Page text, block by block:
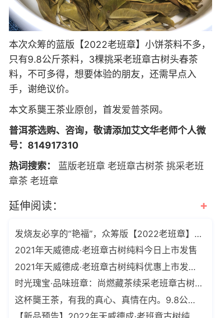
本次众筹的蓝版【2022老班章】小饼茶料不多，
只有9.8公斤茶料，3棵挑采老班章古树头春茶
料，不可多得，想要体验的朋友，还需早点入
手，谢绝议价。
本文系龑王茶业原创，首发爱普茶网。
普洱茶选购、咨询，敬请添加艾文华老师个人微
号：814917310
热词搜索：
蓝版老班章 老班章古树茶 挑采老班
章茶 老班章
延伸阅读： +
发烧友必享的“艳福”，众筹版【2022老班章】3棵挑采古树，9.8公斤
2021年天威德成·老班章古树纯料今日上市发售
2021年天威德成·老班章古树纯料优惠上市发售中
时光瑰宝·品味班章：尚燃藏茶续采老班章古树单株五年集制奇品
这杯龑王茶，有我的真心、真情在内。9.8公斤3棵挑采古树老班章【众筹】